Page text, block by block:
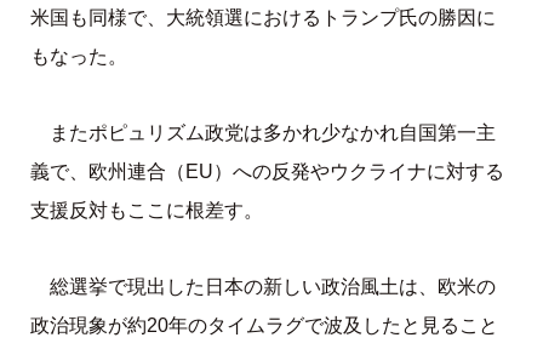
米国も同様で、大統領選におけるトランプ氏の勝因に
もなった。
またポピュリズム政党は多かれ少なかれ自国第一主
義で、欧州連合（EU）への反発やウクライナに対する
支援反対もここに根差す。
総選挙で現出した日本の新しい政治風土は、欧米の
政治現象が約20年のタイムラグで波及したと見ること